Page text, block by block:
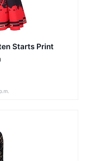
Starts Print